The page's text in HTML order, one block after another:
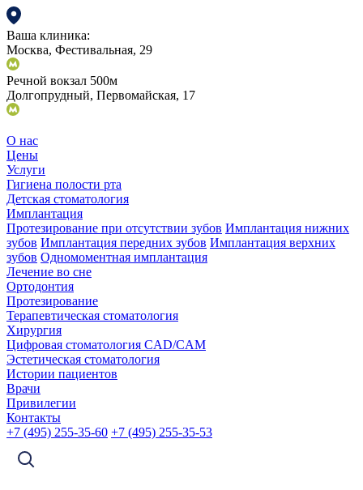
Ваша клиника:
Москва, Фестивальная, 29
Речной вокзал 500м
Долгопрудный, Первомайская, 17
О нас
Цены
Услуги
Гигиена полости рта
Детская стоматология
Имплантация
Протезирование при отсутствии зубов Имплантация нижних
зубов Имплантация передних зубов Имплантация верхних
зубов Одномоментная имплантация
Лечение во сне
Ортодонтия
Протезирование
Терапевтическая стоматология
Хирургия
Цифровая стоматология CAD/CAM
Эстетическая стоматология
Истории пациентов
Врачи
Привилегии
Контакты
+7 (495) 255-35-60 +7 (495) 255-35-53